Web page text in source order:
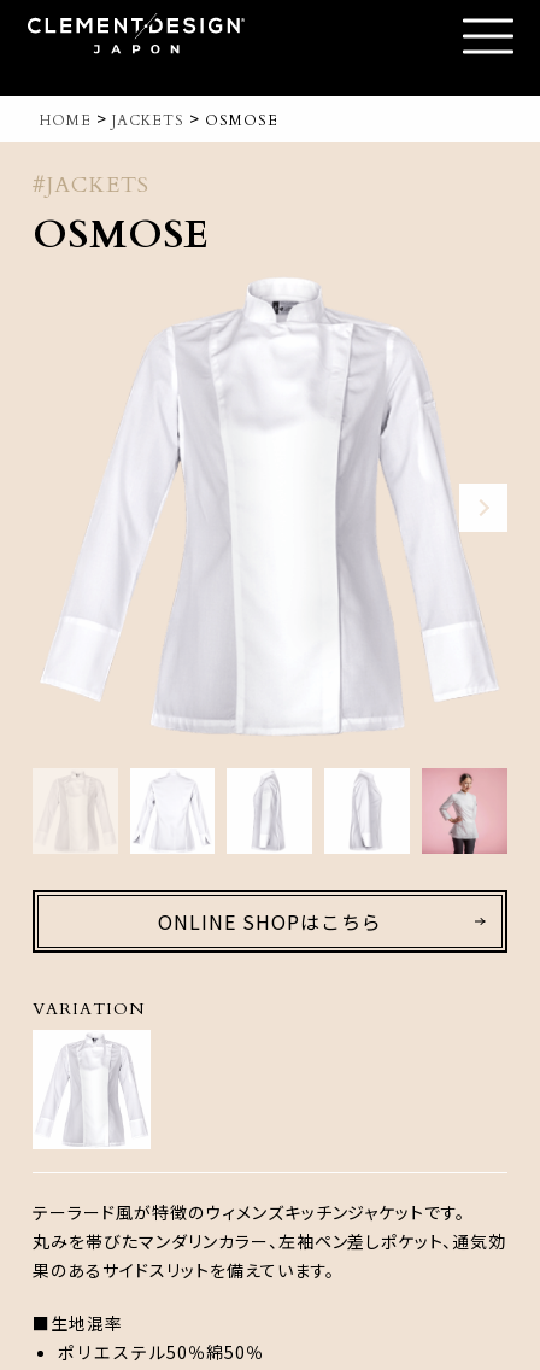
HOME > JACKETS > OSMOSE
#JACKETS
OSMOSE
ONLINE SHOPはこちら
VARIATION
テーラード風が特徴のウィメンズキッチンジャケットです。
丸みを帯びたマンダリンカラー、左袖ペン差しポケット、通気効
果のあるサイドスリットを備えています。
■生地混率
ポリエステル50％綿50％